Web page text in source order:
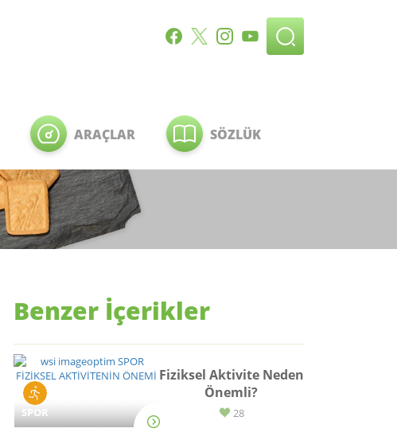
ARAÇLAR SÖZLÜK
Benzer İçerikler
SPOR
Fiziksel Aktivite Neden
Önemli?
28